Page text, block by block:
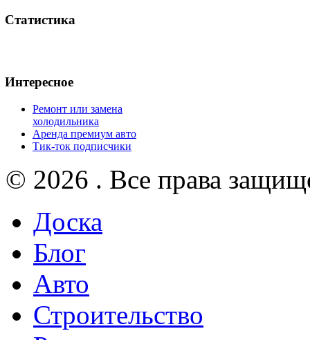
Статистика
Интересное
Ремонт или замена
холодильника
Аренда премиум авто
Тик-ток подписчики
© 2026 . Все права
Доска
Блог
Авто
Строительство